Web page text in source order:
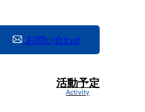
お問い合わせ
活動予定